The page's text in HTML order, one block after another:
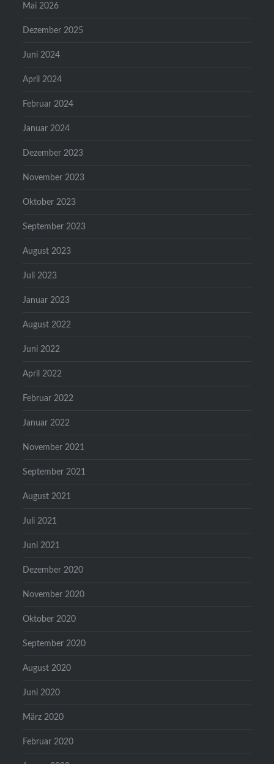
Mai 2026
Dezember 2025
Juni 2024
April 2024
Februar 2024
Januar 2024
Dezember 2023
November 2023
Oktober 2023
September 2023
August 2023
Juli 2023
Januar 2023
August 2022
Juni 2022
April 2022
Februar 2022
Januar 2022
November 2021
September 2021
August 2021
Juli 2021
Juni 2021
Dezember 2020
November 2020
Oktober 2020
September 2020
August 2020
Juni 2020
März 2020
Februar 2020